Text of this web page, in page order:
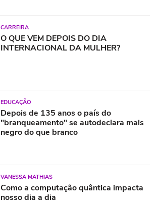
CARREIRA
O QUE VEM DEPOIS DO DIA
INTERNACIONAL DA MULHER?
EDUCAÇÃO
Depois de 135 anos o país do
"branqueamento" se autodeclara mais
negro do que branco
VANESSA MATHIAS
Como a computação quântica impacta
nosso dia a dia